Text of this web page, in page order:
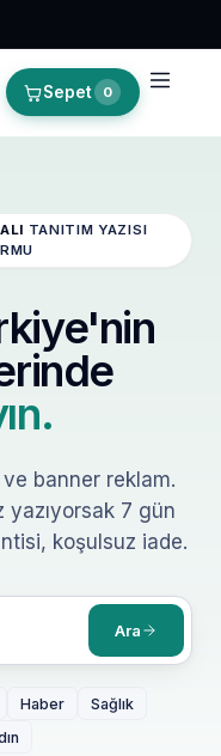
Sepet 0
TANITIM YAZISI
ve banner reklam.
yazıyorsak 7 gün
koşulsuz iade.
Ara
Haber
Sağlık